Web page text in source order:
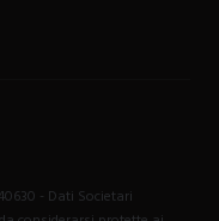
- Dati Societari